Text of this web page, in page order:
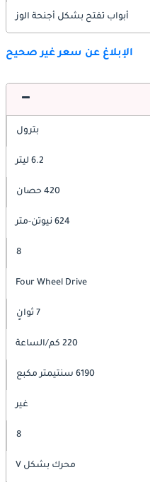
أبواب تفتح بشكل أجنحة الوز
الإبلاغ عن سعر غير صحيح
بترول
6.2 ليتر
420 حصان
624 نيوتن-متر
8
Four Wheel Drive
7 ثوانٍ
220 كم/الساعة
6190 سنتيمتر مكبع
غير
8
محرك بشكل V